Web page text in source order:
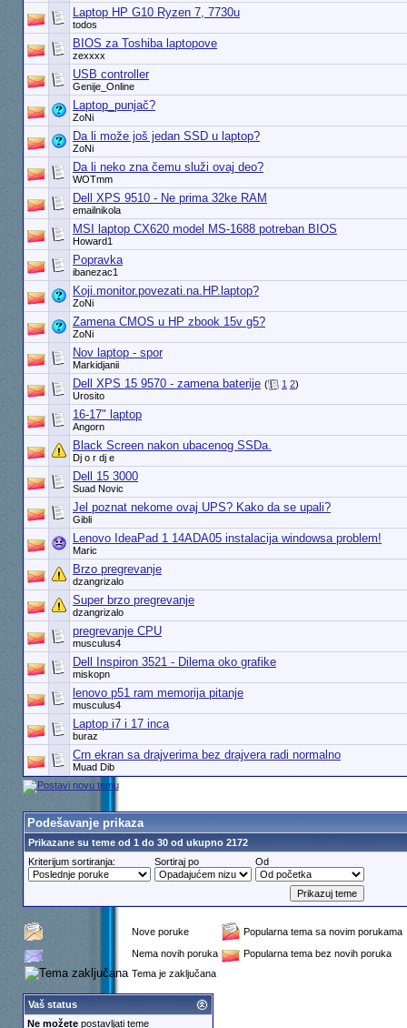
Laptop HP G10 Ryzen 7, 7730u
todos
BIOS za Toshiba laptopove
zexxxx
USB controller
Genije_Online
Laptop_punjač?
ZoNi
Da li može još jedan SSD u laptop?
ZoNi
Da li neko zna čemu služi ovaj deo?
WOTmm
Dell XPS 9510 - Ne prima 32ke RAM
emailnikola
MSI laptop CX620 model MS-1688 potreban BIOS
Howard1
Popravka
ibanezac1
Koji.monitor.povezati.na.HP.laptop?
ZoNi
Zamena CMOS u HP zbook 15v g5?
ZoNi
Nov laptop - spor
Markidjanii
Dell XPS 15 9570 - zamena baterije ( 1 2)
Urosito
16-17" laptop
Angorn
Black Screen nakon ubacenog SSDa.
Dj o r dj e
Dell 15 3000
Suad Novic
Jel poznat nekome ovaj UPS? Kako da se upali?
Gibli
Lenovo IdeaPad 1 14ADA05 instalacija windowsa problem!
Maric
Brzo pregrevanje
dzangrizalo
Super brzo pregrevanje
dzangrizalo
pregrevanje CPU
musculus4
Dell Inspiron 3521 - Dilema oko grafike
miskopn
lenovo p51 ram memorija pitanje
musculus4
Laptop i7 i 17 inca
buraz
Crn ekran sa drajverima bez drajvera radi normalno
Muad Dib
Podešavanje prikaza
Prikazane su teme od 1 do 30 od ukupno 2172
Kriterijum sortiranja:
Sortiraj po Od
Nove poruke
Popularna tema sa novim porukama
Nema novih poruka
Popularna tema bez novih poruka
Tema je zaključana
Vaš status
Ne možetepostavljati teme